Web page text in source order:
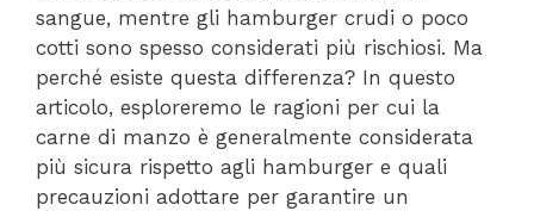
sangue, mentre gli hamburger crudi o poco
cotti sono spesso considerati più rischiosi. Ma
perché esiste questa differenza? In questo
articolo, esploreremo le ragioni per cui la
carne di manzo è generalmente considerata
più sicura rispetto agli hamburger e quali
precauzioni adottare per garantire un